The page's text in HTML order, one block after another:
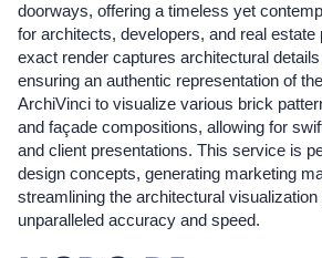
doorways, offering a timeless yet
for architects, developers, and real estate
exact render captures architectural
ensuring an authentic representation of
ArchiVinci to visualize various brick
and façade compositions, allowing for
and client presentations. This service is
design concepts, generating marketing
streamlining the architectural
unparalleled accuracy and speed.